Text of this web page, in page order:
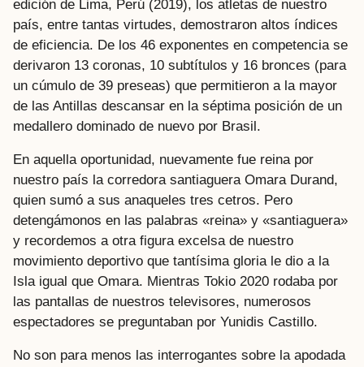
edición de Lima, Perú (2019), los atletas de nuestro
país, entre tantas virtudes, demostraron altos índices
de eficiencia. De los 46 exponentes en competencia se
derivaron 13 coronas, 10 subtítulos y 16 bronces (para
un cúmulo de 39 preseas) que permitieron a la mayor
de las Antillas descansar en la séptima posición de un
medallero dominado de nuevo por Brasil.
En aquella oportunidad, nuevamente fue reina por
nuestro país la corredora santiaguera Omara Durand,
quien sumó a sus anaqueles tres cetros. Pero
detengámonos en las palabras «reina» y «santiaguera»
y recordemos a otra figura excelsa de nuestro
movimiento deportivo que tantísima gloria le dio a la
Isla igual que Omara. Mientras Tokio 2020 rodaba por
las pantallas de nuestros televisores, numerosos
espectadores se preguntaban por Yunidis Castillo.
No son para menos las interrogantes sobre la apodada